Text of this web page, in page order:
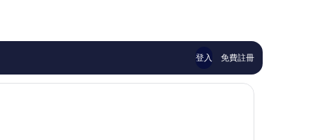
論
論
登入 免費註冊